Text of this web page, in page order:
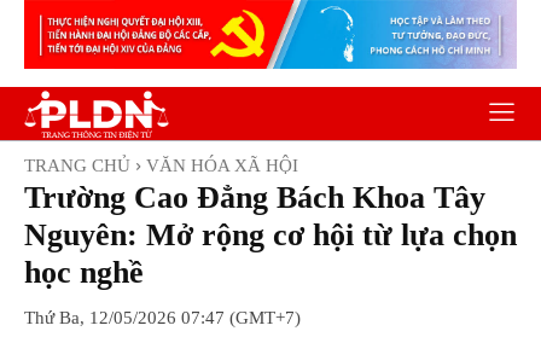
TRANG CHỦ VĂN HÓA XÃ HỘI
Trường Cao Đẳng Bách Khoa Tây
Nguyên: Mở rộng cơ hội từ lựa chọn
học nghề
Thứ Ba, 12/05/2026 07:47 (GMT+7)